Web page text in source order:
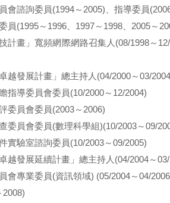
會諮詢委員(1994～2005)、指導委員
員(1995～1996、1997～1998、2005～
計畫」寬頻網際網路召集人(08/1998～
越發展計畫」總主持人(04/2000～03/
指導委員會委員(10/2000～12/2004)
委員會委員(2003～2006)
委員會委員(數理科學組)(10/2003～09/
實驗室諮詢委員(10/2003～09/2005)
越發展延續計畫」總主持人(04/2004～
會專業委員(資訊領域) (05/2004～04/
2008)